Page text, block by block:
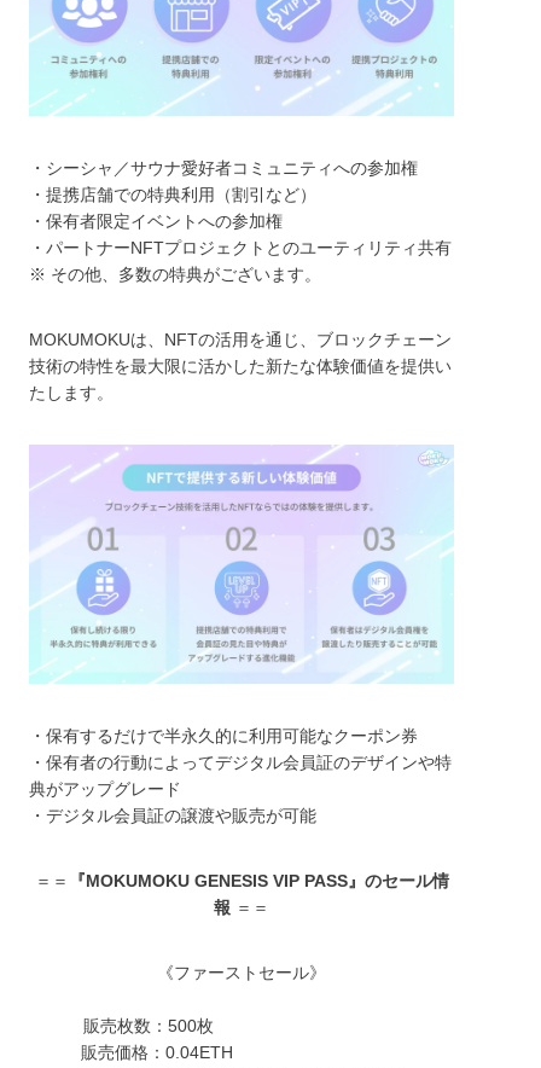
・シーシャ／サウナ愛好者コミュニティへの参加権
・提携店舗での特典利用（割引など）
・保有者限定イベントへの参加権
・パートナーNFTプロジェクトとのユーティリティ共有
※ その他、多数の特典がございます。
MOKUMOKUは、NFTの活用を通じ、ブロックチェーン
技術の特性を最大限に活かした新たな体験価値を提供い
たします。
・保有するだけで半永久的に利用可能なクーポン券
・保有者の行動によってデジタル会員証のデザインや特
典がアップグレード
・デジタル会員証の譲渡や販売が可能
＝＝
『MOKUMOKU GENESIS VIP PASS』のセール情
報 ＝＝
《ファーストセール》
販売枚数：500枚
販売価格：0.04ETH